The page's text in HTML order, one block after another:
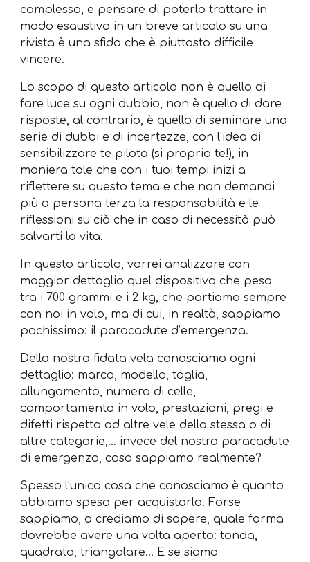
complesso, e pensare di poterlo trattare in
modo esaustivo in un breve articolo su una
rivista è una sfida che è piuttosto difficile
vincere.
Lo scopo di questo articolo non è quello di
fare luce su ogni dubbio, non è quello di dare
risposte, al contrario, è quello di seminare una
serie di dubbi e di incertezze, con l'idea di
sensibilizzare te pilota (si proprio te!), in
maniera tale che con i tuoi tempi inizi a
riflettere su questo tema e che non demandi
più a persona terza la responsabilità e le
riflessioni su ciò che in caso di necessità può
salvarti la vita.
In questo articolo, vorrei analizzare con
maggior dettaglio quel dispositivo che pesa
tra i 700 grammi e i 2 kg, che portiamo sempre
con noi in volo, ma di cui, in realtà, sappiamo
pochissimo: il paracadute d’emergenza.
Della nostra fidata vela conosciamo ogni
dettaglio: marca, modello, taglia,
allungamento, numero di celle,
comportamento in volo, prestazioni, pregi e
difetti rispetto ad altre vele della stessa o di
altre categorie,... invece del nostro paracadute
di emergenza, cosa sappiamo realmente?
Spesso l’unica cosa che conosciamo è quanto
abbiamo speso per acquistarlo. Forse
sappiamo, o crediamo di sapere, quale forma
dovrebbe avere una volta aperto: tonda,
quadrata, triangolare... E se siamo